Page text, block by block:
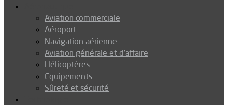
Aviation commerciale
Aéroport
Navigation aérienne
Aviation générale et d’affaire
Hélicoptères
Equipements
Sûreté et sécurité